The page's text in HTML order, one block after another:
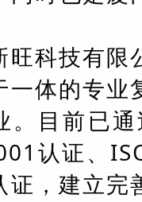
旺科技有限
一体的专业
。目前已
认证、
证，建立完